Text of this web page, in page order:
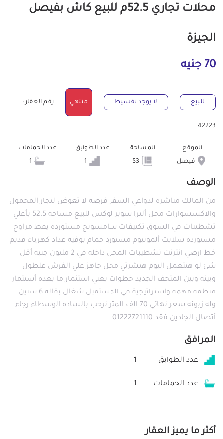
محلات تجاري 52.5م للبيع كاش بفيصل
الجيزة
70 جنيه
للبيع لا يوجد تقسيط منتهي رقم العقار :
42223
الموقع
فيصل
المساحة
عدد الطوابق
عدد الحمامات
الوصف
من المالك مباشره لدواعي السفر فرصه لا تعوض لتجار المحمول
والاكسسوارات محل ألترا سوبر لوكس للبيع مساحه 52.5 بأعلي
تشطيبات في السوق تكييفات سامسونج مستورده يفط مراوح
مستورده سلايت ألمونيوم مستورد حمام بوفيه عداد كهرباء قديم
خط ارضي انترنت تشطيبات المحل داخله في 2 مليون جنيه أقل
شئ لو هتتعمل اليوم هتشرتي محل جاهز علي الفرش علطول
وبينه وبين المتحف الجديد خطوات يعني استثمار ما بعده أستثمار
منطقه مهمه واستراتيجية في المستقبل شغال بقاله 6 سنين
وله زبونه سعر نهائي 70 الف المتر نرحب بالساده الوسطاء رجاء
أتصال الجادين فقد 01222721110
المرافق
عدد الطوابق 1
عدد الحمامات 1
أكثر ما يميز العقار